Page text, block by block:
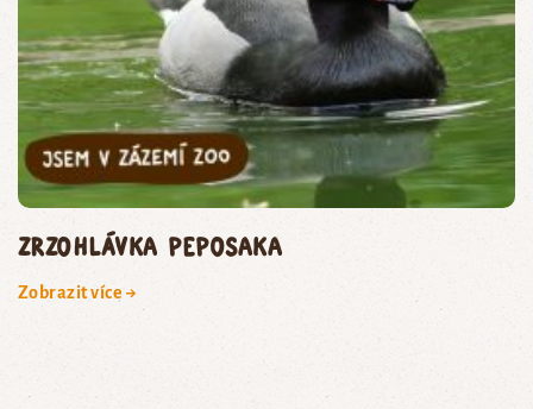
zrzohlávka peposaka
Zobrazit více →